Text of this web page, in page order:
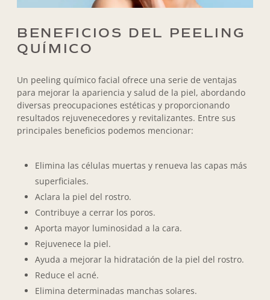
BENEFICIOS DEL PEELING
QUÍMICO
Un peeling químico facial ofrece una serie de ventajas
para mejorar la apariencia y salud de la piel, abordando
diversas preocupaciones estéticas y proporcionando
resultados rejuvenecedores y revitalizantes. Entre sus
principales beneficios podemos mencionar:
Elimina las células muertas y renueva las capas más
superficiales.
Aclara la piel del rostro.
Contribuye a cerrar los poros.
Aporta mayor luminosidad a la cara.
Rejuvenece la piel.
Ayuda a mejorar la hidratación de la piel del rostro.
Reduce el acné.
Elimina determinadas manchas solares.